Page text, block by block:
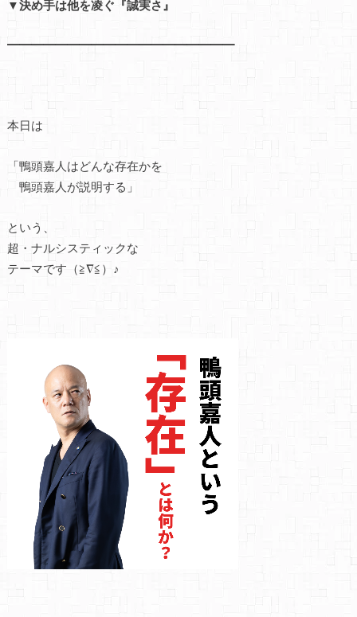
▼決め手は他を凌ぐ『誠実さ』
━━━━━━━━━━━━━━━━━━━
本日は
「鴨頭嘉人はどんな存在かを
鴨頭嘉人が説明する」
という、
超・ナルシスティックな
テーマです（≧∇≦）♪